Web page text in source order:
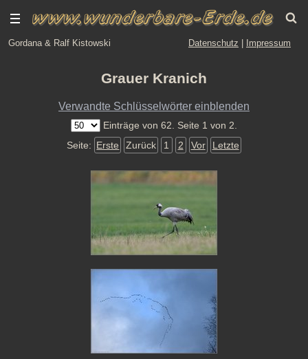
Gordana & Ralf Kistowski Datenschutz Impressum
Grauer Kranich
Verwandte Schlüsselwörter einblenden
Einträge von 62. Seite 1 von 2.
Seite: Erste Zurück 1 2 Vor Letzte